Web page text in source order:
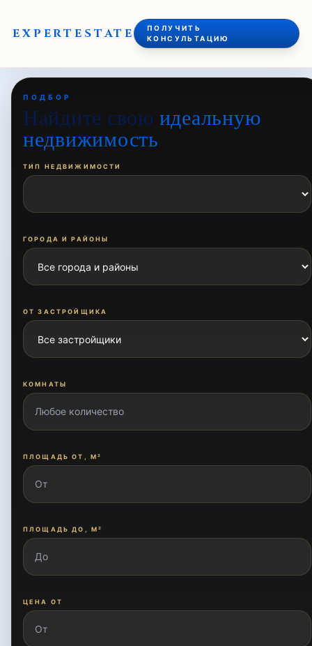
EXPERTESTATE
ПОЛУЧИТЬ
КОНСУЛЬТАЦИЮ
ПОДБОР
Найдите свою идеальную
недвижимость
ТИП НЕДВИЖИМОСТИ
ГОРОДА И РАЙОНЫ
ОТ ЗАСТРОЙЩИКА
КОМНАТЫ
ПЛОЩАДЬ ОТ, М²
ПЛОЩАДЬ ДО, М²
ЦЕНА ОТ